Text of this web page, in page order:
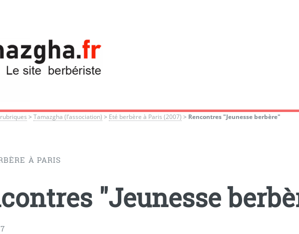
>Tamazgha (l’association) > Eté berbère à Paris (2007) > Rencontres "Jeunesse berbère"
À PARIS
"Jeunesse